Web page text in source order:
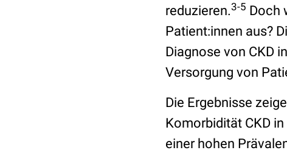
reduzieren.3-5 Doch
Patient:innen aus?
Diagnose von CKD
Versorgung von
Die Ergebnisse
Komorbidität CKD
einer hohen